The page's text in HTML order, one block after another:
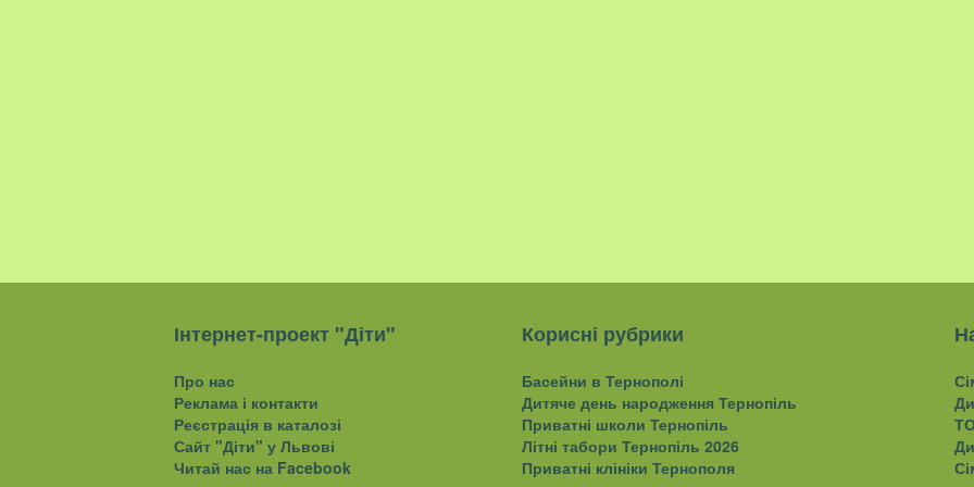
Інтернет-проект "Діти"
Про нас
Реклама і контакти
Реєстрація в каталозі
Сайт "Діти" у Львові
Читай нас на Facebook
Корисні рубрики
Басейни в Тернополі
Дитяче день народження Тернопіль
Приватні школи Тернопіль
Літні табори Тернопіль 2026
Приватні клініки Тернополя